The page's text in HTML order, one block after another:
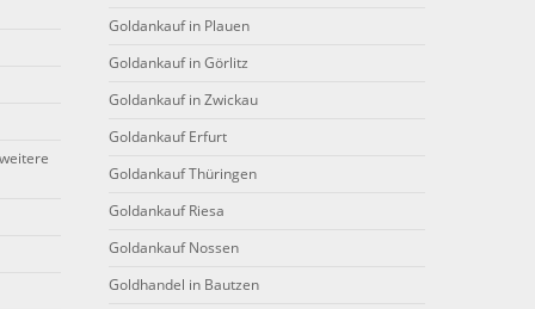
Goldankauf in Plauen
Goldankauf in Görlitz
Goldankauf in Zwickau
Goldankauf Erfurt
Goldankauf Thüringen
Goldankauf Riesa
Goldankauf Nossen
Goldhandel in Bautzen